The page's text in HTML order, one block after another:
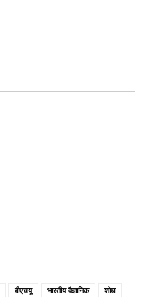
बीएचयू भारतीय वैज्ञानिक शोध